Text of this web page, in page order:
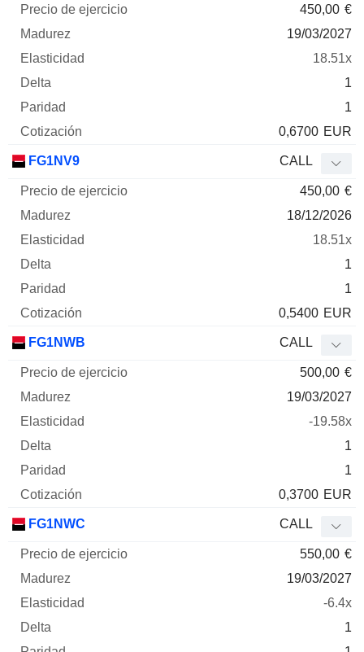
450,00 €
19/03/2027
18.51x
1
1
0,6700 EUR
FG1NV9 CALL
450,00 €
18/12/2026
18.51x
1
1
0,5400 EUR
FG1NWB CALL
500,00 €
19/03/2027
-19.58x
1
1
0,3700 EUR
FG1NWC CALL
550,00 €
19/03/2027
-6.4x
1